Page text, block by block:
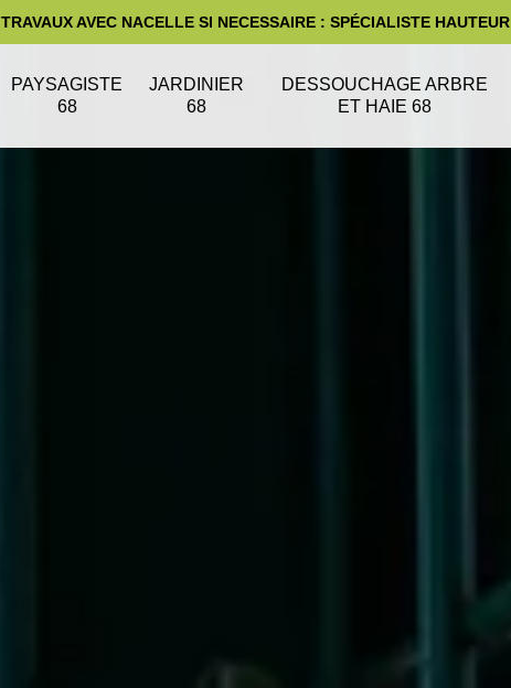
TRAVAUX AVEC NACELLE SI NECESSAIRE : SPÉCIALISTE HAUTEUR
PAYSAGISTE
68
JARDINIER
68
DESSOUCHAGE ARBRE
ET HAIE 68